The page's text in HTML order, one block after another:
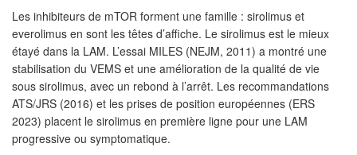
Les inhibiteurs de mTOR forment une famille : sirolimus et
everolimus en sont les têtes d’affiche. Le sirolimus est le mieux
étayé dans la LAM. L’essai MILES (NEJM, 2011) a montré une
stabilisation du VEMS et une amélioration de la qualité de vie
sous sirolimus, avec un rebond à l’arrêt. Les recommandations
ATS/JRS (2016) et les prises de position européennes (ERS
2023) placent le sirolimus en première ligne pour une LAM
progressive ou symptomatique.